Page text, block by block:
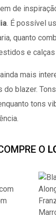
de
. É possível
quanto
e calças
mais
do blazer.
tons
O